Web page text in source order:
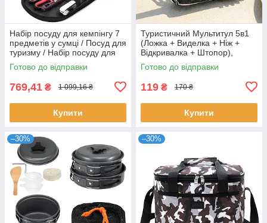
Набір посуду для кемпінгу 7
предметів у сумці / Посуд для
туризму / Набір посуду для
пікніка
Готово до відправки
769,41 ₴ 1 099,16 ₴
Купити
Туристичний Мультитул 5в1
(Ложка + Виделка + Ніж +
Відкривалка + Штопор),
Чорний / Ніж для туристів
складаний
Готово до відправки
119 ₴ 170 ₴
Купити
–30% –30%